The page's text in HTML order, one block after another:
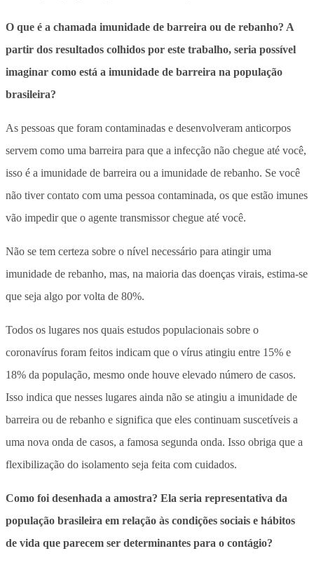
O que é a chamada imunidade de barreira ou de rebanho? A
partir dos resultados colhidos por este trabalho, seria possível
imaginar como está a imunidade de barreira na população
brasileira?
As pessoas que foram contaminadas e desenvolveram anticorpos
servem como uma barreira para que a infecção não chegue até você,
isso é a imunidade de barreira ou a imunidade de rebanho. Se você
não tiver contato com uma pessoa contaminada, os que estão imunes
vão impedir que o agente transmissor chegue até você.
Não se tem certeza sobre o nível necessário para atingir uma
imunidade de rebanho, mas, na maioria das doenças virais, estima-se
que seja algo por volta de 80%.
Todos os lugares nos quais estudos populacionais sobre o
coronavírus foram feitos indicam que o vírus atingiu entre 15% e
18% da população, mesmo onde houve elevado número de casos.
Isso indica que nesses lugares ainda não se atingiu a imunidade de
barreira ou de rebanho e significa que eles continuam suscetíveis a
uma nova onda de casos, a famosa segunda onda. Isso obriga que a
flexibilização do isolamento seja feita com cuidados.
Como foi desenhada a amostra? Ela seria representativa da
população brasileira em relação às condições sociais e hábitos
de vida que parecem ser determinantes para o contágio?